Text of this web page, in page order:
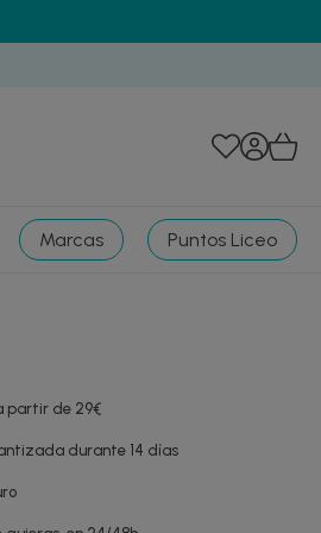
Marcas Puntos Liceo
partir de 29€
durante 14 días